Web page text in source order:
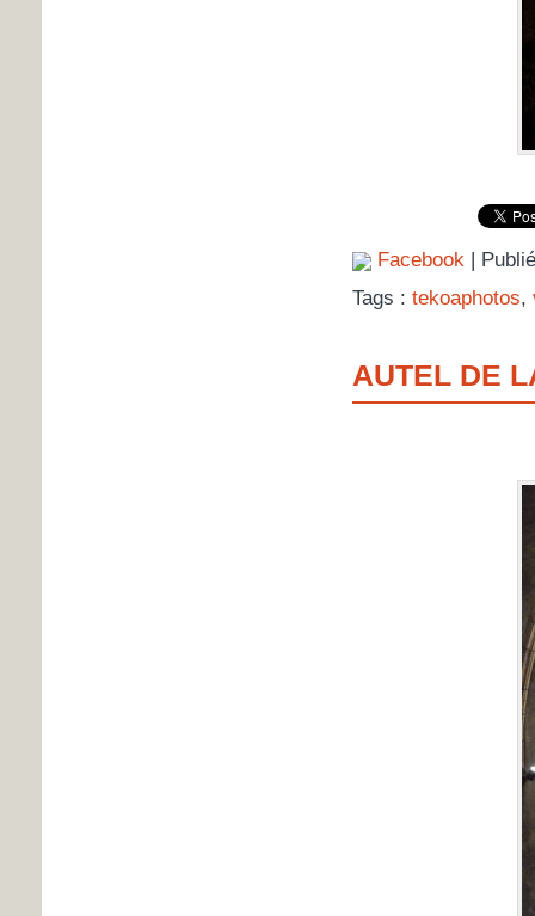
Facebook |
Tags : tekoaphotos,
AUTEL DE